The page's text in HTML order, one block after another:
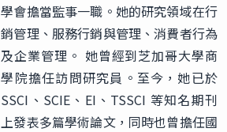
學會擔當監事一職。她的研究領域在行
銷管理、服務行銷與管理、消費者行為
及企業管理。 她曾經到芝加哥大學商
學院擔任訪問研究員。至今，她已於
SSCI、SCIE、EI、TSSCI 等知名期刊
上發表多篇學術論文，同時也曾擔任國